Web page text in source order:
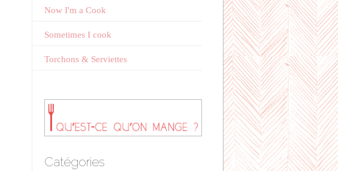
Now I'm a Cook
Sometimes I cook
Torchons & Serviettes
Catégories